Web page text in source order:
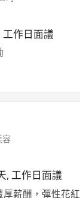
作日面議
容
, 工作日面議
薪酬，彈性花紅